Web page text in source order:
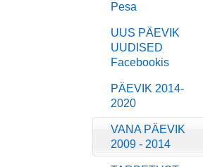
Pesa
UUS PÄEVIK
UUDISED
Facebookis
PÄEVIK 2014-
2020
VANA PÄEVIK
2009 - 2014